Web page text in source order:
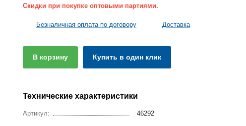
Скидки при покупке оптовыми партиями.
Безналичная оплата по договору Доставка
В корзину Купить в один клик
Технические характеристики
Артикул: 46292